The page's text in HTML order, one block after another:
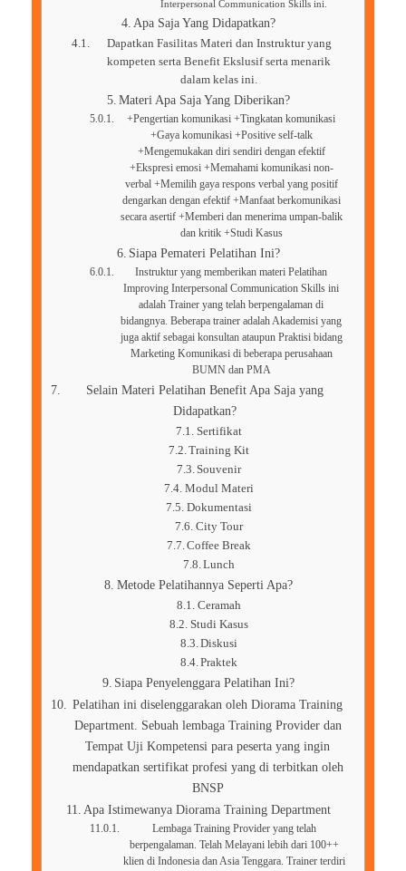
Interpersonal Communication Skills ini.
Apa Saja Yang Didapatkan?
Dapatkan Fasilitas Materi dan Instruktur yang
kompeten serta Benefit Ekslusif serta menarik
dalam kelas ini.
Materi Apa Saja Yang Diberikan?
+Pengertian komunikasi +Tingkatan komunikasi
+Gaya komunikasi +Positive self-talk
+Mengemukakan diri sendiri dengan efektif
+Ekspresi emosi +Memahami komunikasi non-
verbal +Memilih gaya respons verbal yang positif
dengarkan dengan efektif +Manfaat berkomunikasi
secara asertif +Memberi dan menerima umpan-balik
dan kritik +Studi Kasus
Siapa Pemateri Pelatihan Ini?
Instruktur yang memberikan materi Pelatihan
Improving Interpersonal Communication Skills ini
adalah Trainer yang telah berpengalaman di
bidangnya. Beberapa trainer adalah Akademisi yang
juga aktif sebagai konsultan ataupun Praktisi bidang
Marketing Komunikasi di beberapa perusahaan
BUMN dan PMA
Selain Materi Pelatihan Benefit Apa Saja yang
Didapatkan?
Sertifikat
Training Kit
Souvenir
Modul Materi
Dokumentasi
City Tour
Coffee Break
Lunch
Metode Pelatihannya Seperti Apa?
Ceramah
Studi Kasus
Diskusi
Praktek
Siapa Penyelenggara Pelatihan Ini?
Pelatihan ini diselenggarakan oleh Diorama Training
Department. Sebuah lembaga Training Provider dan
Tempat Uji Kompetensi para peserta yang ingin
mendapatkan sertifikat profesi yang di terbitkan oleh
BNSP
Apa Istimewanya Diorama Training Department
Lembaga Training Provider yang telah
berpengalaman. Telah Melayani lebih dari 100++
klien di Indonesia dan Asia Tenggara. Trainer terdiri